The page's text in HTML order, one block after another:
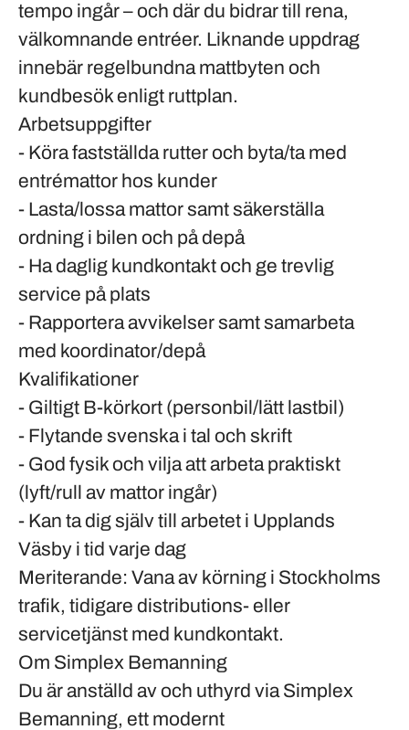
tempo ingår – och där du bidrar till rena,
välkomnande entréer. Liknande uppdrag
innebär regelbundna mattbyten och
kundbesök enligt ruttplan.
Arbetsuppgifter
- Köra fastställda rutter och byta/ta med
entrémattor hos kunder
- Lasta/lossa mattor samt säkerställa
ordning i bilen och på depå
- Ha daglig kundkontakt och ge trevlig
service på plats
- Rapportera avvikelser samt samarbeta
med koordinator/depå
Kvalifikationer
- Giltigt B-körkort (personbil/lätt lastbil)
- Flytande svenska i tal och skrift
- God fysik och vilja att arbeta praktiskt
(lyft/rull av mattor ingår)
- Kan ta dig själv till arbetet i Upplands
Väsby i tid varje dag
Meriterande: Vana av körning i Stockholms
trafik, tidigare distributions- eller
servicetjänst med kundkontakt.
Om Simplex Bemanning
Du är anställd av och uthyrd via Simplex
Bemanning, ett modernt